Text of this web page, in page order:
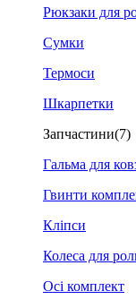
Рюкзаки для
Сумки
Термоси
Шкарпетки
Запчастини(7)
Гальма для
Гвинти
Кліпси
Колеса для
Осі комплект